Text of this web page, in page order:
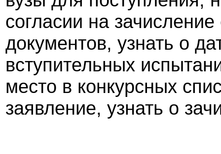
согласии на
документов, узнать о
вступительных
место в конкурсных
заявление, узнать о